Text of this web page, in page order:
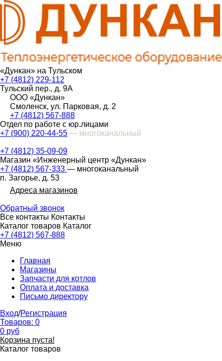
«Дункан» на Тульском
+7 (4812) 229-112
Тульский пер., д. 9А
ООО «Дункан»
Смоленск, ул. Парковая, д. 2
+7 (4812) 567-888
Отдел по работе с юр.лицами
+7 (900) 220-44-55 — многоканальный
+7 (4812) 35-09-09
Магазин «Инженерный центр «Дункан»
+7 (4812) 567-333 — многоканальный
п. Загорье, д. 53
Адреса магазинов
Обратный звонок
Все контакты Контакты
Каталог товаров Каталог
+7 (4812) 567-888
Меню
Главная
Магазины
Запчасти для котлов
Оплата и доставка
Письмо директору
Вход/Регистрация
Товаров: 0
0 руб
Корзина пуста!
Каталог товаров